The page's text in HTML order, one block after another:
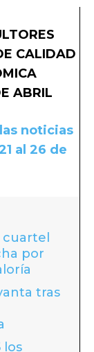
CALIDAD
ABRIL
noticias
al 26 de
cuartel
por
tras
los